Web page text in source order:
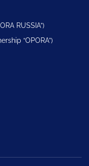
RUSSIA”)
“OPORA”)